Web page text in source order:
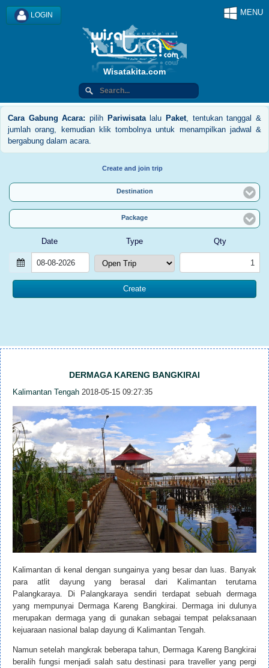
MENU
LOGIN
Wisatakita.com
Cara Gabung Acara: pilih Pariwisatalalu Paket, tentukan tanggal &
jumlah orang, kemudian klik tombolnya untuk menampilkan jadwal &
bergabung dalam acara.
Create and join trip
Destination
Package
Date Type Qty
DERMAGA KARENG BANGKIRAI
Kalimantan Tengah 2018-05-15 09:27:35
Kalimantan di kenal dengan sungainya yang besar dan luas. Banyak
para atlit dayung yang berasal dari Kalimantan terutama
Palangkaraya. Di Palangkaraya sendiri terdapat sebuah dermaga
yang mempunyai Dermaga Kareng Bangkirai. Dermaga ini dulunya
merupakan dermaga yang di gunakan sebagai tempat pelaksanaan
kejuaraan nasional balap dayung di Kalimantan Tengah.
Namun setelah mangkrak beberapa tahun, Dermaga Kareng Bangkirai
beralih fungsi menjadi salah satu destinasi para traveller yang pergi